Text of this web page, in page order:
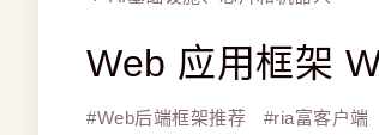
Web 应用框架
#Web后端框架推荐 #ria富客户端